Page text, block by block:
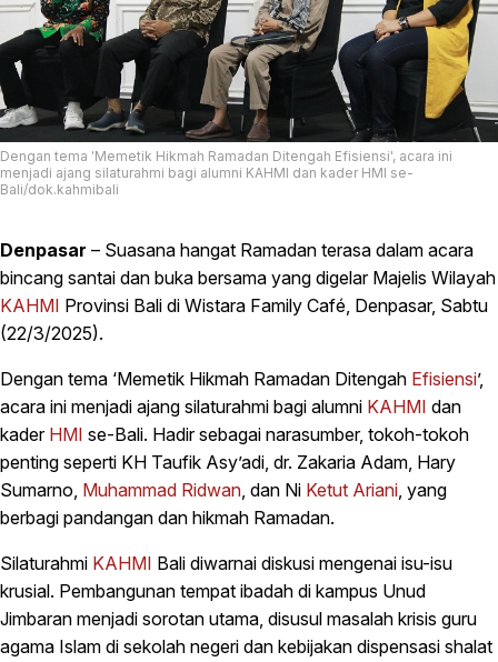
Dengan tema 'Memetik Hikmah Ramadan Ditengah Efisiensi', acara ini
menjadi ajang silaturahmi bagi alumni KAHMI dan kader HMI se-
Bali/dok.kahmibali
Denpasar – Suasana hangat Ramadan terasa dalam acara
bincang santai dan buka bersama yang digelar Majelis Wilayah
KAHMI Provinsi Bali di Wistara Family Café, Denpasar, Sabtu
(22/3/2025).
Dengan tema ‘Memetik Hikmah Ramadan Ditengah Efisiensi’,
acara ini menjadi ajang silaturahmi bagi alumni KAHMI dan
kader HMI se-Bali. Hadir sebagai narasumber, tokoh-tokoh
penting seperti KH Taufik Asy’adi, dr. Zakaria Adam, Hary
Sumarno, Muhammad Ridwan, dan Ni Ketut Ariani, yang
berbagi pandangan dan hikmah Ramadan.
Silaturahmi KAHMI Bali diwarnai diskusi mengenai isu-isu
krusial. Pembangunan tempat ibadah di kampus Unud
Jimbaran menjadi sorotan utama, disusul masalah krisis guru
agama Islam di sekolah negeri dan kebijakan dispensasi shalat